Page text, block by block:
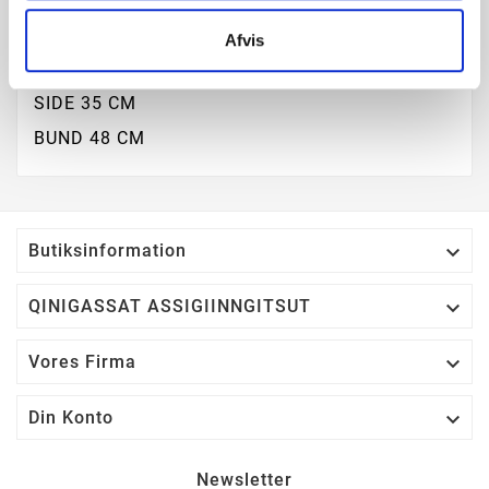
Afvis
TOP 15 CM
SIDE 35 CM
BUND 48 CM
Butiksinformation 
QINIGASSAT ASSIGIINNGITSUT 
Vores Firma 
Din Konto 
Newsletter